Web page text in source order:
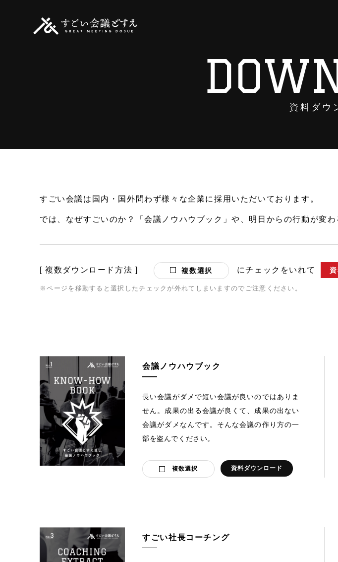
資料ダウ
すごい会議は国内・国外問わず様々な企業に採用いただいております。
では、なぜすごいのか？「会議ノウハウブック」や、明日からの行動が変
[ 複数ダウンロード方法 ] 複数選択 にチェックをいれて
※ページを移動すると選択したチェックが外れてしまいますのでご注意ください。
会議ノウハウブック
長い会議がダメで短い会議が良いのではありま
せん。成果の出る会議が良くて、成果の出ない
会議がダメなんです。そんな会議の作り方の一
部を盗んでください。
複数選択 資料ダウンロード
すごい社長コーチング